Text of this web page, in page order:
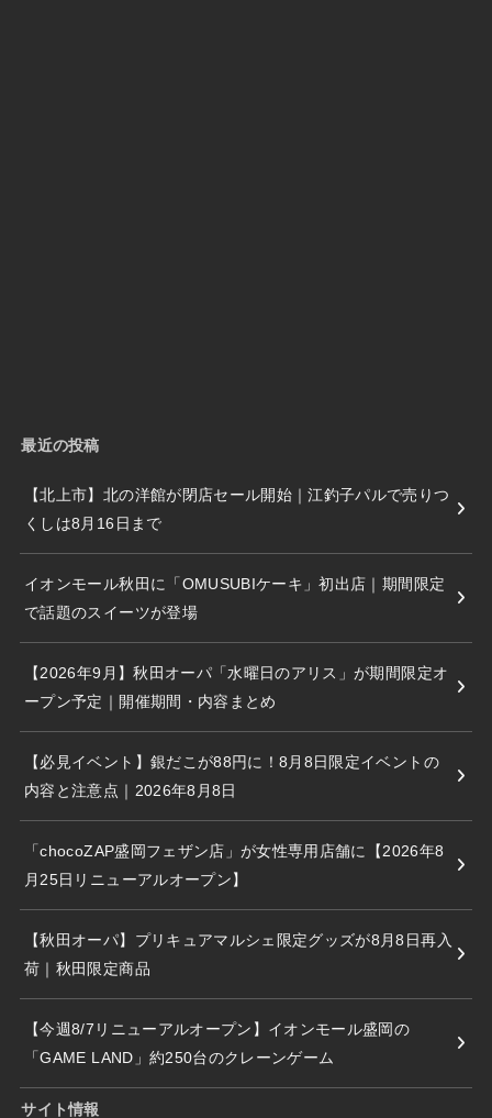
最近の投稿
【北上市】北の洋館が閉店セール開始｜江釣子パルで売りつ
くしは8月16日まで
イオンモール秋田に「OMUSUBIケーキ」初出店｜期間限定
で話題のスイーツが登場
【2026年9月】秋田オーパ「水曜日のアリス」が期間限定オ
ープン予定｜開催期間・内容まとめ
【必見イベント】銀だこが88円に！8月8日限定イベントの
内容と注意点｜2026年8月8日
「chocoZAP盛岡フェザン店」が女性専用店舗に【2026年8
月25日リニューアルオープン】
【秋田オーパ】プリキュアマルシェ限定グッズが8月8日再入
荷｜秋田限定商品
【今週8/7リニューアルオープン】イオンモール盛岡の
「GAME LAND」約250台のクレーンゲーム
サイト情報